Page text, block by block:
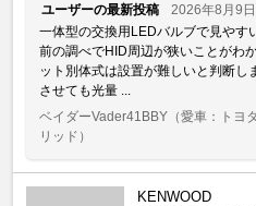
ユーザーの最新投稿
2026年8月9日
一体型の交換用LEDバルブで見やす
前の調べでHID周辺が狭いことがわ
ット別体式は設置が難しいと判断し
させても光量 ...
ベイダーVader41BBY （愛車：トヨ
リッド）
KENWOOD